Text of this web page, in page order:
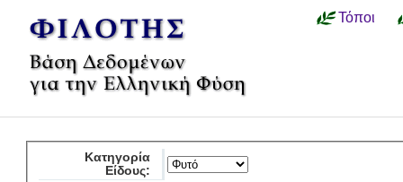
Τόποι
Κατηγορία
Είδους: